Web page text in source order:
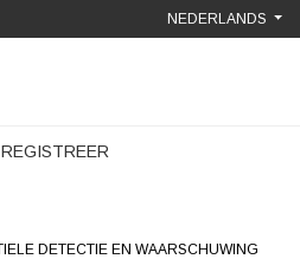
NEDERLANDS
REGISTREER
DETECTIE EN WAARSCHUWING